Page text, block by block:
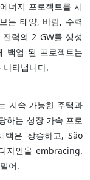
너지 프로젝트를 시
는 태양, 바람, 수력
력의 2 GW를 생성
백업 된 프로젝트는
타냅니다.
지속 가능한 주택과
하는 성장 가속 프로
택은 상승하고, São
자인을 embracing.
어.